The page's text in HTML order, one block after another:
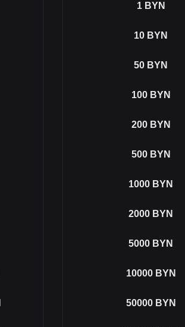
1 BYN
10 BYN
50 BYN
100 BYN
200 BYN
500 BYN
1000 BYN
2000 BYN
5000 BYN
10000 BYN
50000 BYN